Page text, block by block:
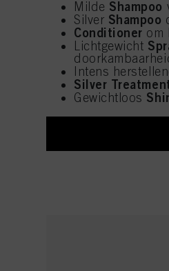
Milde Shampoo
Silver Shampoo
Conditioner om
Lichtgewicht
Intens
Silver
Gewichtloos